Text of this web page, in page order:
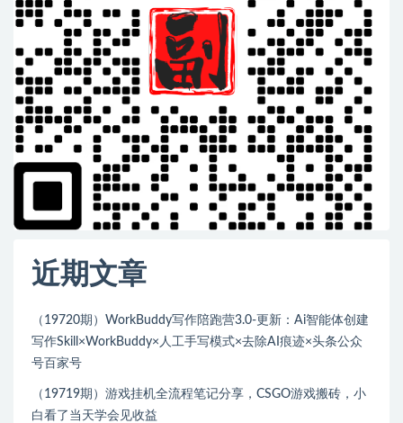
近期文章
（19720期）WorkBuddy写作陪跑营3.0-更新：Ai智能体创建
写作Skill×WorkBuddy×人工手写模式×去除AI痕迹×头条公众
号百家号
（19719期）游戏挂机全流程笔记分享，CSGO游戏搬砖，小
白看了当天学会见收益